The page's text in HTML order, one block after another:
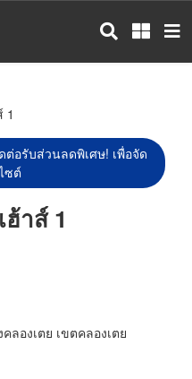
1
อรับส่วนลดพิเศษ! เพื่อจัด
ซต์
าส์ 1
องเตย เขตคลองเตย